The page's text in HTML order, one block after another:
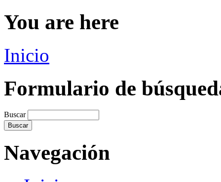
You are here
Inicio
Formulario de
Buscar
Navegación